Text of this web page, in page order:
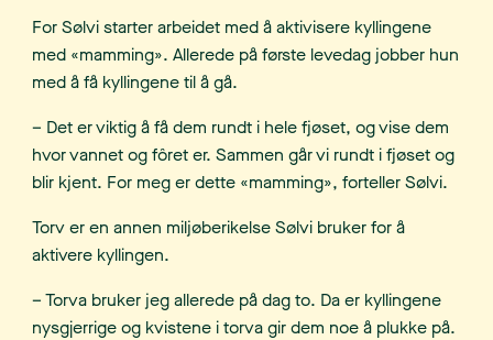
For Sølvi starter arbeidet med å aktivisere kyllingene
med «mamming». Allerede på første levedag jobber hun
med å få kyllingene til å gå.
– Det er viktig å få dem rundt i hele fjøset, og vise dem
hvor vannet og fôret er. Sammen går vi rundt i fjøset og
blir kjent. For meg er dette «mamming», forteller Sølvi.
Torv er en annen miljøberikelse Sølvi bruker for å
aktivere kyllingen.
– Torva bruker jeg allerede på dag to. Da er kyllingene
nysgjerrige og kvistene i torva gir dem noe å plukke på.